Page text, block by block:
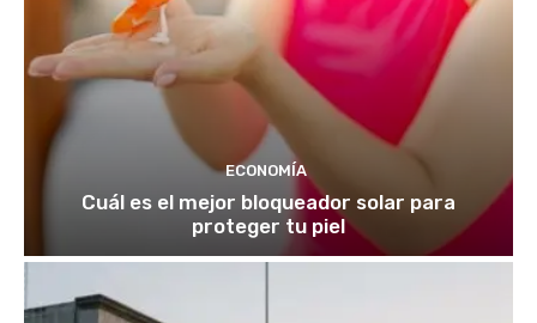
ECONOMÍA
Cuál es el mejor bloqueador solar para
proteger tu piel